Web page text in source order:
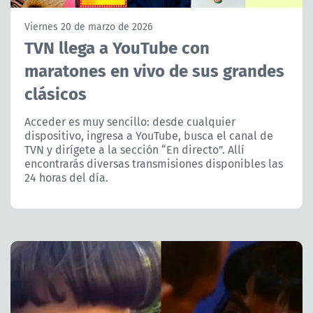
ACTUALIDAD Y TENDENCIAS
CORPORATIVO Y TRANSPARENCIA
CANAL DE DENUNCIAS
ÁREA DE PROYECTOS
Viernes 20 de marzo de 2026
TVN llega a YouTube con
maratones en vivo de sus grandes
clásicos
Acceder es muy sencillo: desde cualquier
dispositivo, ingresa a YouTube, busca el canal de
TVN y dirígete a la sección “En directo”. Allí
encontrarás diversas transmisiones disponibles las
24 horas del día.